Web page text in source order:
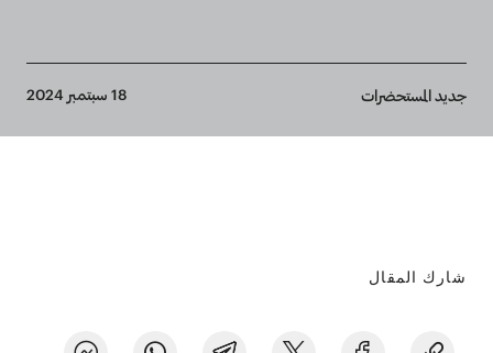
Breadcrumb
جديد المستحضرات 18 سبتمبر 2024
شارك المقال